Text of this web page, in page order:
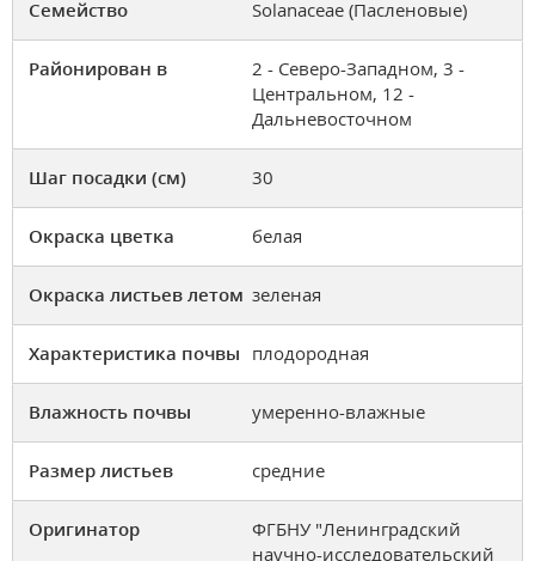
Семейство Solanaceae (Пасленовые)
Районирован в
2 - Северо-Западном, 3 -
Центральном, 12 -
Дальневосточном
Шаг посадки (см) 30
Окраска цветка белая
Окраска листьев летом зеленая
Характеристика почвы плодородная
Влажность почвы умеренно-влажные
Размер листьев средние
Оригинатор
ФГБНУ "Ленинградский
научно-исследовательский